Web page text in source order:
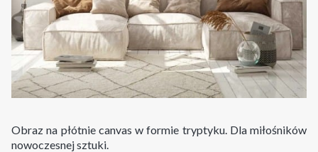
Obraz na płótnie canvas w formie tryptyku. Dla miłośników
nowoczesnej sztuki.